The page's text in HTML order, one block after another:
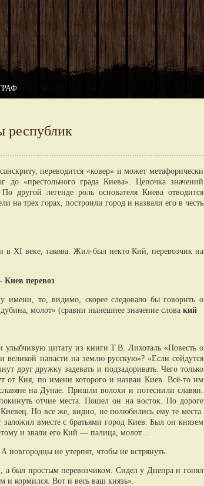
республик
переводится «ковер» и может метафорически
до «престольного града Киева». Цепочка значений
другой легенде роль основателя Киева отводится
на трех горах, построили город и назвали его в честь
в XI веке, такова. Жил-был некто Кий, перевозчик на
Киев перевоз
имени, то, видимо, скорее следовало бы говорить о
молот» (сравни нынешнее значение слова кий
улыбчивую цитату из книги Т.В. Лихоталь «Повесть о
великой напасти на землю русскую»? «Если сойдутся
друг дружку задевать и подзадоривать. Чего только
от Кия, по имени которого и назван Киев. Всё-то им
на Дунае. Пришли волохи и потеснили славян.
отчие места. Пошел он на восток. По дороге
Но все же, видно, не полюбились ему те места.
вместе с братьями город Киев. Был он князем
и звали его Кий — палица, молот…
новгородцы не утерпят, чтобы не встрянуть.
был простым перевозчиком. Сидел у Днепра и гонял
и кормился. Вот и весь ваш князь».